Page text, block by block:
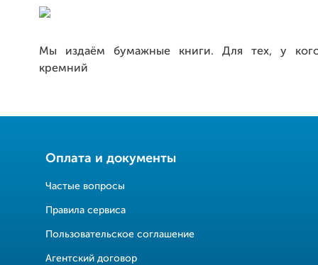
Мы издаём бумажные книги. Для тех, у
кремний
Оплата и документы
Частые вопросы
Правила сервиса
Пользовательское соглашение
Агентский договор